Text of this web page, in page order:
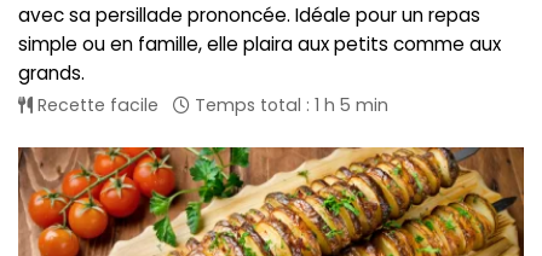
avec sa persillade prononcée. Idéale pour un repas
simple ou en famille, elle plaira aux petits comme aux
grands.
Recette facile Temps total : 1 h 5 min